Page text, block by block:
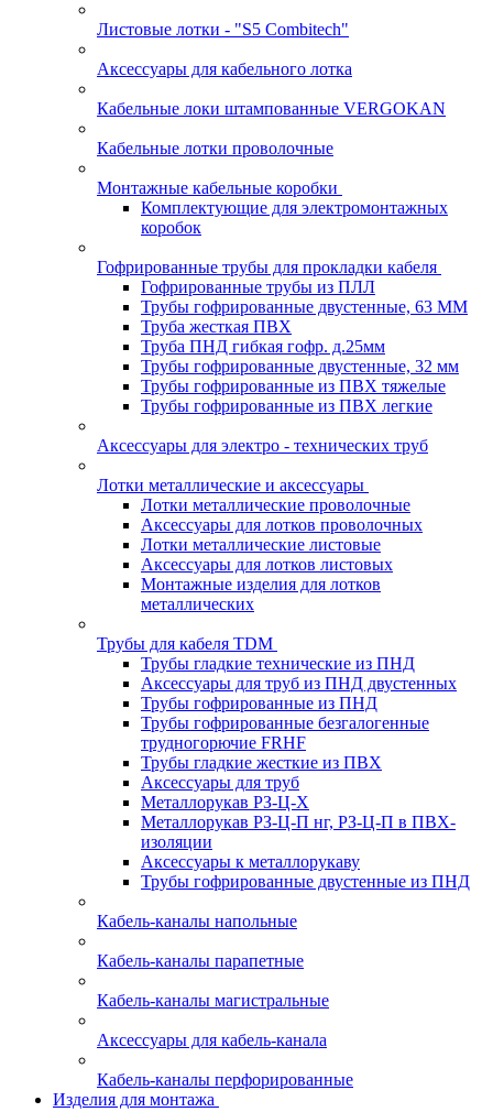
Листовые лотки - "S5 Combitech"
Аксессуары для кабельного лотка
Кабельные локи штампованные VERGOKAN
Кабельные лотки проволочные
Монтажные кабельные коробки
Комплектующие для электромонтажных
коробок
Гофрированные трубы для прокладки кабеля
Гофрированные трубы из ПЛЛ
Трубы гофрированные двустенные, 63 ММ
Труба жесткая ПВХ
Труба ПНД гибкая гофр. д.25мм
Трубы гофрированные двустенные, 32 мм
Трубы гофрированные из ПВХ тяжелые
Трубы гофрированные из ПВХ легкие
Аксессуары для электро - технических труб
Лотки металлические и аксессуары
Лотки металлические проволочные
Аксессуары для лотков проволочных
Лотки металлические листовые
Аксессуары для лотков листовых
Монтажные изделия для лотков
металлических
Трубы для кабеля TDM
Трубы гладкие технические из ПНД
Аксессуары для труб из ПНД двустенных
Трубы гофрированные из ПНД
Трубы гофрированные безгалогенные
трудногорючие FRHF
Трубы гладкие жесткие из ПВХ
Аксессуары для труб
Металлорукав РЗ-Ц-Х
Металлорукав РЗ-Ц-П нг, РЗ-Ц-П в ПВХ-
изоляции
Аксессуары к металлорукаву
Трубы гофрированные двустенные из ПНД
Кабель-каналы напольные
Кабель-каналы парапетные
Кабель-каналы магистральные
Аксессуары для кабель-канала
Кабель-каналы перфорированные
Изделия для монтажа